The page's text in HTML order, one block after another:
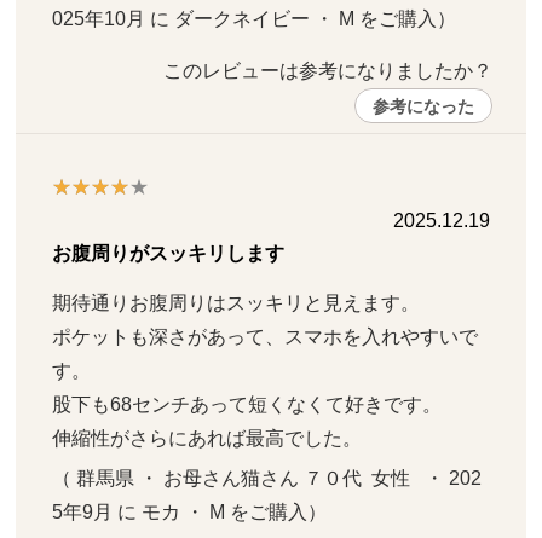
025年10月 に ダークネイビー ・ M をご購入）
このレビューは参考になりましたか？
参考になった
2025.12.19
お腹周りがスッキリします
期待通りお腹周りはスッキリと見えます。
ポケットも深さがあって、スマホを入れやすいで
す。
股下も68センチあって短くなくて好きです。
伸縮性がさらにあれば最高でした。
（ 群馬県 ・ お母さん猫さん ７０代  女性   ・ 202
5年9月 に モカ ・ M をご購入）